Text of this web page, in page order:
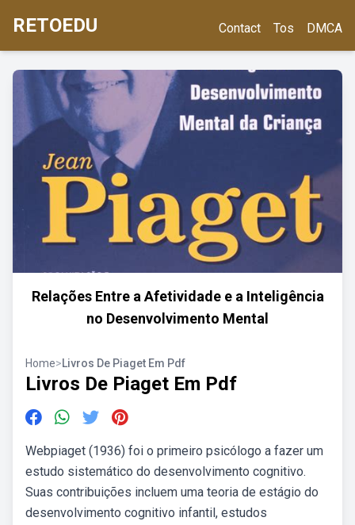
RETOEDU Contact Tos DMCA
Relações Entre a Afetividade e a Inteligência
no Desenvolvimento Mental
Home>Livros De Piaget Em Pdf
Livros De Piaget Em Pdf
Webpiaget (1936) foi o primeiro psicólogo a fazer um
estudo sistemático do desenvolvimento cognitivo.
Suas contribuições incluem uma teoria de estágio do
desenvolvimento cognitivo infantil, estudos